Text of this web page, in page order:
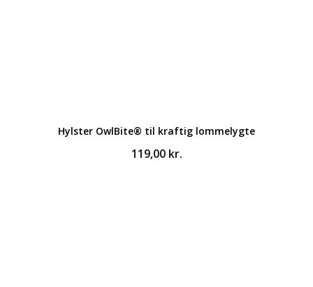
Hylster OwlBite® til kraftig lommelygte
119,00 kr.